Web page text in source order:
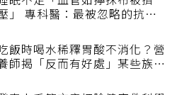
睡眠不足「血管如擰抹布被擠
壓」 專科醫：最被忽略的抗老
吃飯時喝水稀釋胃酸不消化？營
養師揭「反而有好處」某些族群